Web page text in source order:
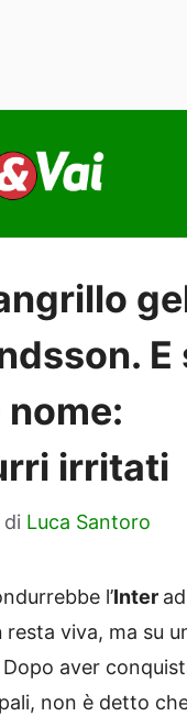
E
irritati
di Luca Santoro
l’Inter ad
resta viva, ma su
aver
non è detto